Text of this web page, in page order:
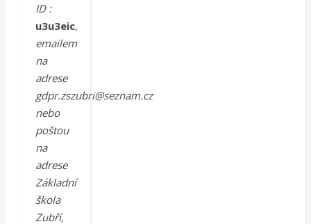
ID :
u3u3eic,
emailem
na
adrese
gdpr.zszubri@seznam.cz
nebo
poštou
na
adrese
Základní
škola
Zubří,